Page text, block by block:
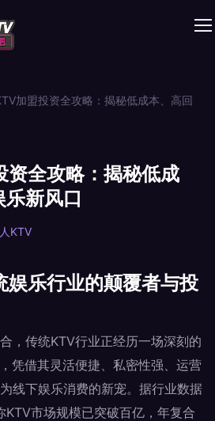
加盟投资全攻略：揭秘低成本、高回
资全攻略：揭秘低成
新风口
KTV
娱乐行业的颠覆者与投
，传统KTV行业正经历一场深刻的
凭借其灵活便捷、私密性强、运营
线下娱乐消费的新宠。据行业数据
市场规模已突破百亿，年复合